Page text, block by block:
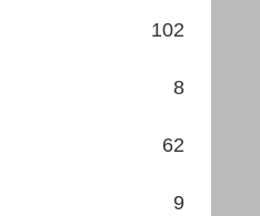
102
8
62
9